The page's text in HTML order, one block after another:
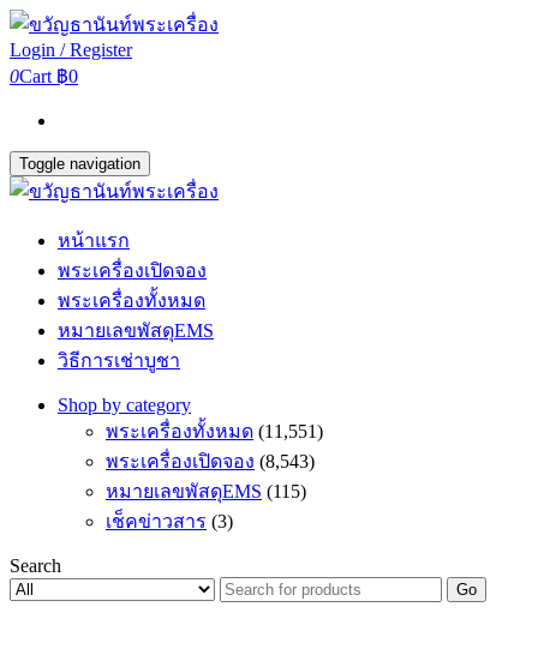
Login / Register
0Cart ฿0
Toggle navigation
หน้าแรก
พระเครื่องเปิดจอง
พระเครื่องทั้งหมด
หมายเลขพัสดุEMS
วิธีการเช่าบูชา
Shop by category
พระเครื่องทั้งหมด (11,551)
พระเครื่องเปิดจอง (8,543)
หมายเลขพัสดุEMS (115)
เช็คข่าวสาร (3)
Search
Go